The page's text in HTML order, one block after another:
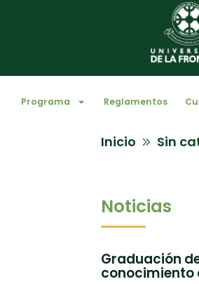
Programa Reglamentos
Inicio Sin
Noticias
Graduación
conocimiento